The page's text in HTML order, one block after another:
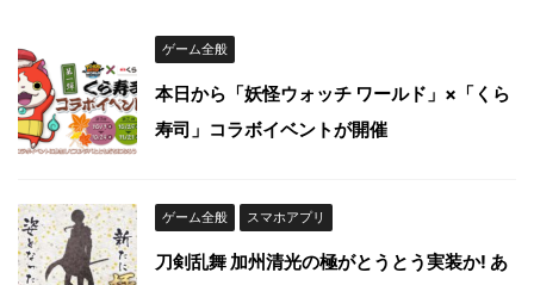
ゲーム全般
本日から「妖怪ウォッチ ワールド」×「くら
寿司」コラボイベントが開催
ゲーム全般 スマホアプリ
刀剣乱舞 加州清光の極がとうとう実装か! あ